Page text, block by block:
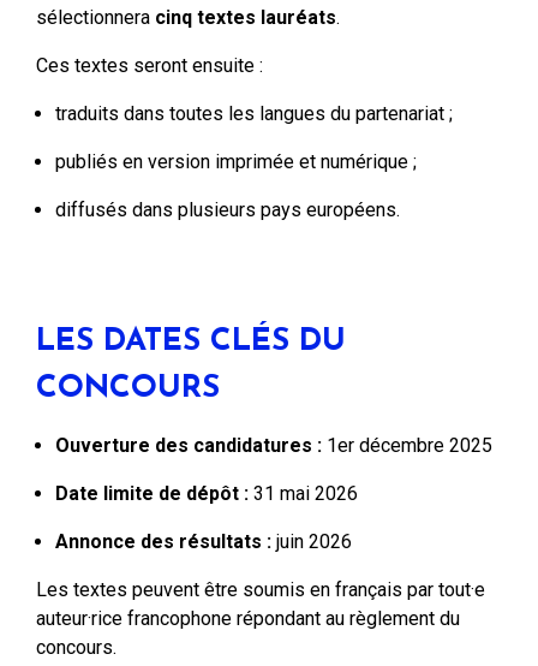
sélectionnera cinq textes lauréats.
Ces textes seront ensuite :
traduits dans toutes les langues du partenariat ;
publiés en version imprimée et numérique ;
diffusés dans plusieurs pays européens.
LES DATES CLÉS DU
CONCOURS
Ouverture des candidatures : 1er décembre 2025
Date limite de dépôt : 31 mai 2026
Annonce des résultats : juin 2026
Les textes peuvent être soumis en français par tout·e
auteur·rice francophone répondant au règlement du
concours.